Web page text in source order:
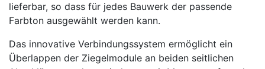
lieferbar, so dass für jedes Bauwerk der passende
Farbton ausgewählt werden kann.
Das innovative Verbindungssystem ermöglicht ein
Überlappen der Ziegelmodule an beiden seitlichen